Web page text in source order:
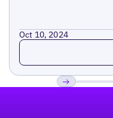
Oct 10, 2024
Read more